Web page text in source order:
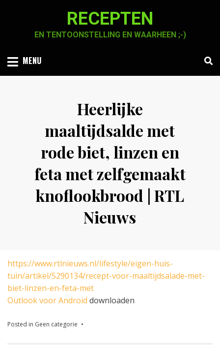
RECEPTEN
EN TENTOONSTELLING EN WAARHEEN ;-)
MENU
Heerlijke
maaltijdsalde met
rode biet, linzen en
feta met zelfgemaakt
knoflookbrood | RTL
Nieuws
https://www.rtlnieuws.nl/lifestyle/eigen-huis-
tuin/artikel/5290134/recept-voor-maaltijdsalade-met-
biet-linzen-en-feta-met
Outlook voor Android downloaden
Posted in Geen categorie